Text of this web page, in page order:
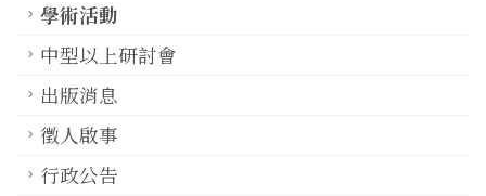
學術活動
中型以上研討會
出版消息
徵人啟事
行政公告